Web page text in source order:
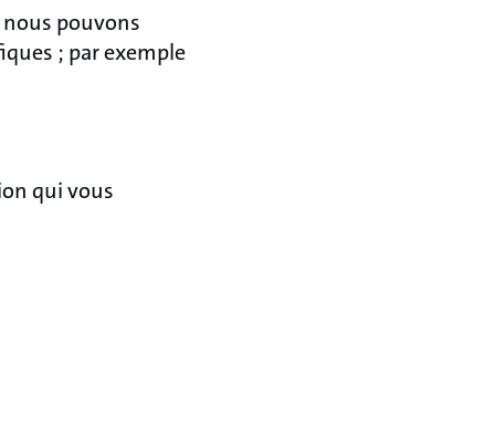
pouvons
; par exemple
qui vous